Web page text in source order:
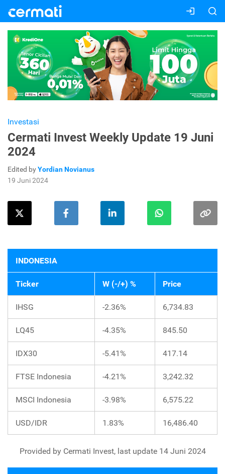
Investasi
Cermati Invest Weekly Update 19 Juni
2024
Edited byYordian Novianus
19 Juni 2024
INDONESIA
Ticker W (-/+) % Price
IHSG -2.36% 6,734.83
LQ45 -4.35% 845.50
IDX30 -5.41% 417.14
FTSE Indonesia -4.21% 3,242.32
MSCI Indonesia -3.98% 6,575.22
USD/IDR 1.83% 16,486.40
Provided by Cermati Invest, last update 14 Juni 2024